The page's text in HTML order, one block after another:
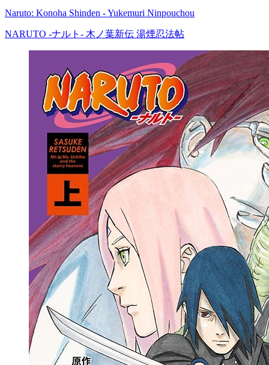
Naruto: Konoha Shinden - Yukemuri Ninpouchou
NARUTO -ナルト- 木ノ葉新伝 湯煙忍法帖